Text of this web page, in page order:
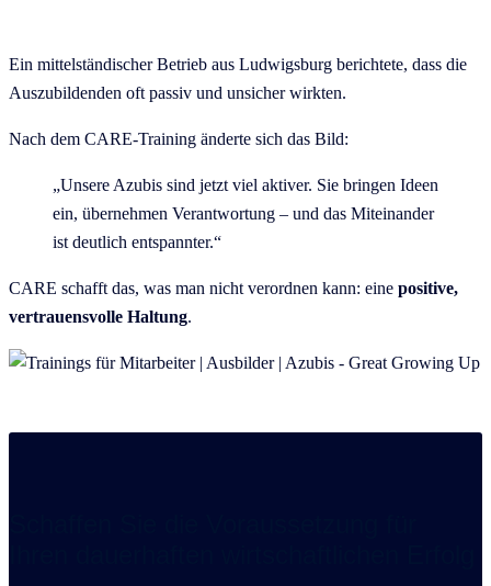
Ein mittelständischer Betrieb aus Ludwigsburg berichtete, dass die
Auszubildenden oft passiv und unsicher wirkten.
Nach dem CARE-Training änderte sich das Bild:
„Unsere Azubis sind jetzt viel aktiver. Sie bringen Ideen
ein, übernehmen Verantwortung – und das Miteinander
ist deutlich entspannter.“
CARE schafft das, was man nicht verordnen kann: eine positive,
vertrauensvolle Haltung.